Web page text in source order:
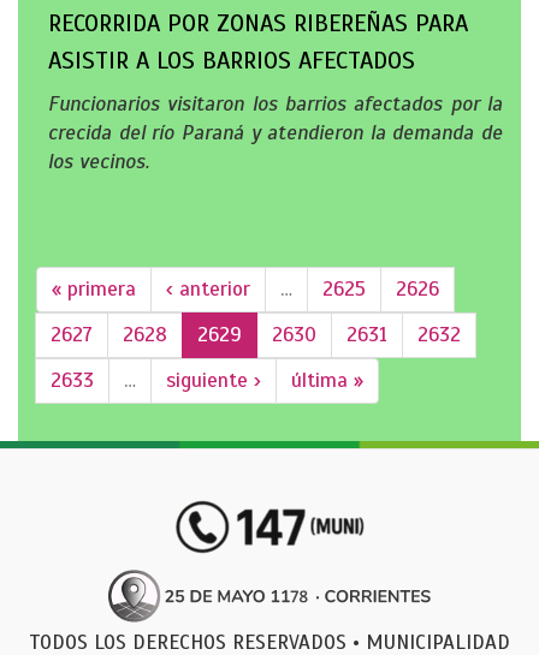
RECORRIDA POR ZONAS RIBEREÑAS PARA
ASISTIR A LOS BARRIOS AFECTADOS
Funcionarios visitaron los barrios afectados por la
crecida del río Paraná y atendieron la demanda de
los vecinos.
« primera ‹ anterior … 2625
2626
2627
2628 2629 2630 2631
2632
2633
… siguiente › última »
TODOS LOS DERECHOS RESERVADOS • MUNICIPALIDAD